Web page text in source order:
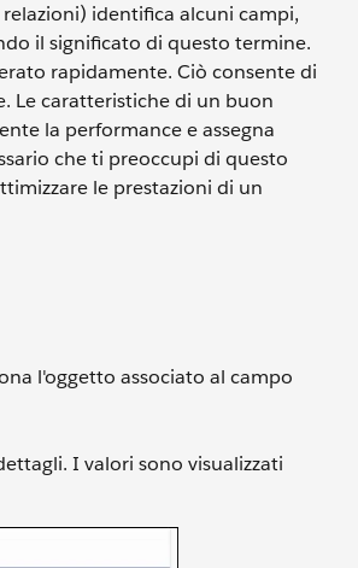
identifica alcuni campi,
il significato di questo termine.
rapidamente. Ciò consente di
Le caratteristiche di un buon
la performance e assegna
che ti preoccupi di questo
le prestazioni di un
l'oggetto associato al campo
I valori sono visualizzati